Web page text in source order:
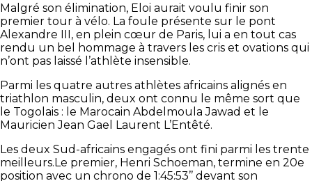
Malgré son élimination, Eloi aurait voulu finir son
premier tour à vélo. La foule présente sur le pont
Alexandre III, en plein cœur de Paris, lui a en tout cas
rendu un bel hommage à travers les cris et ovations qui
n’ont pas laissé l’athlète insensible.
Parmi les quatre autres athlètes africains alignés en
triathlon masculin, deux ont connu le même sort que
le Togolais : le Marocain Abdelmoula Jawad et le
Mauricien Jean Gael Laurent L’Entêté.
Les deux Sud-africains engagés ont fini parmi les trente
meilleurs.Le premier, Henri Schoeman, termine en 20e
position avec un chrono de 1:45:53’’ devant son